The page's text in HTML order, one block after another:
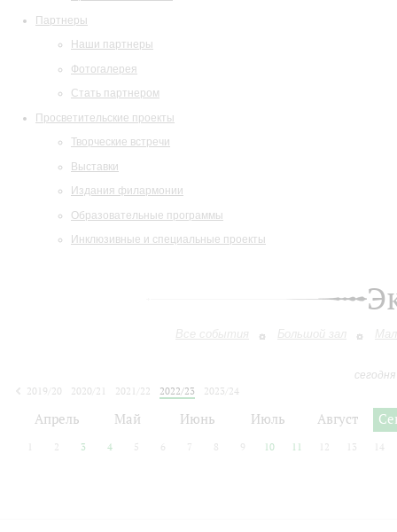
Партнеры
Наши партнеры
Фотогалерея
Стать партнером
Просветительские проекты
Творческие встречи
Выставки
Издания филармонии
Образовательные программы
Инклюзивные и специальные проекты
Все события Большой зал
2019/20
2020/21 2021/22 2022/23
2023/24
Апрель Май Июнь Июль Август
2 3 4 5 6 7 8 9 10 11 12 13 14